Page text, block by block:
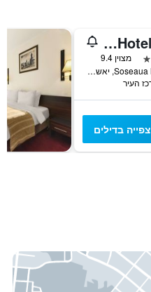
Pleiada Boutique Hotel & Spa
מצוין 9.4
Soseaua Bucium 18b, יאשי, רומניה
צפייה בדילים